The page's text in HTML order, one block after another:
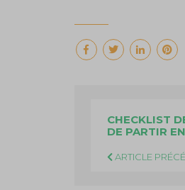
CHECKLIST
DE PARTIR
ARTICLE